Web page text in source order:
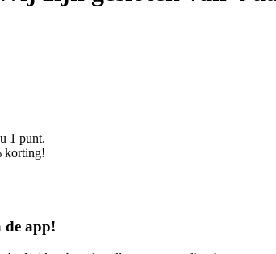
1 punt.
korting!
de app!